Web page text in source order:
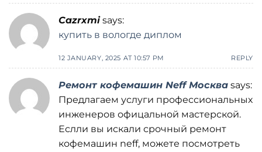
Cazrxmi says:
купить в вологде диплом
12 JANUARY, 2025 AT 10:57 PM REPLY
Ремонт кофемашин Neff Москва says:
Предлагаем услуги профессиональных
инженеров офицальной мастерской.
Еслли вы искали срочный ремонт
кофемашин neff, можете посмотреть